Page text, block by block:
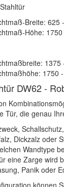
Breite: 625
Höhe:
1375
1750
DW62 -
Tür, die genau
Dickzalz oder
Wandtype
eine Zarge wird
Panik oder
können